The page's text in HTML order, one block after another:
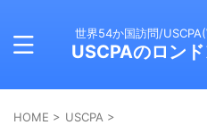
世界54か国訪問/
USCPAのロン
HOME > USCPA >